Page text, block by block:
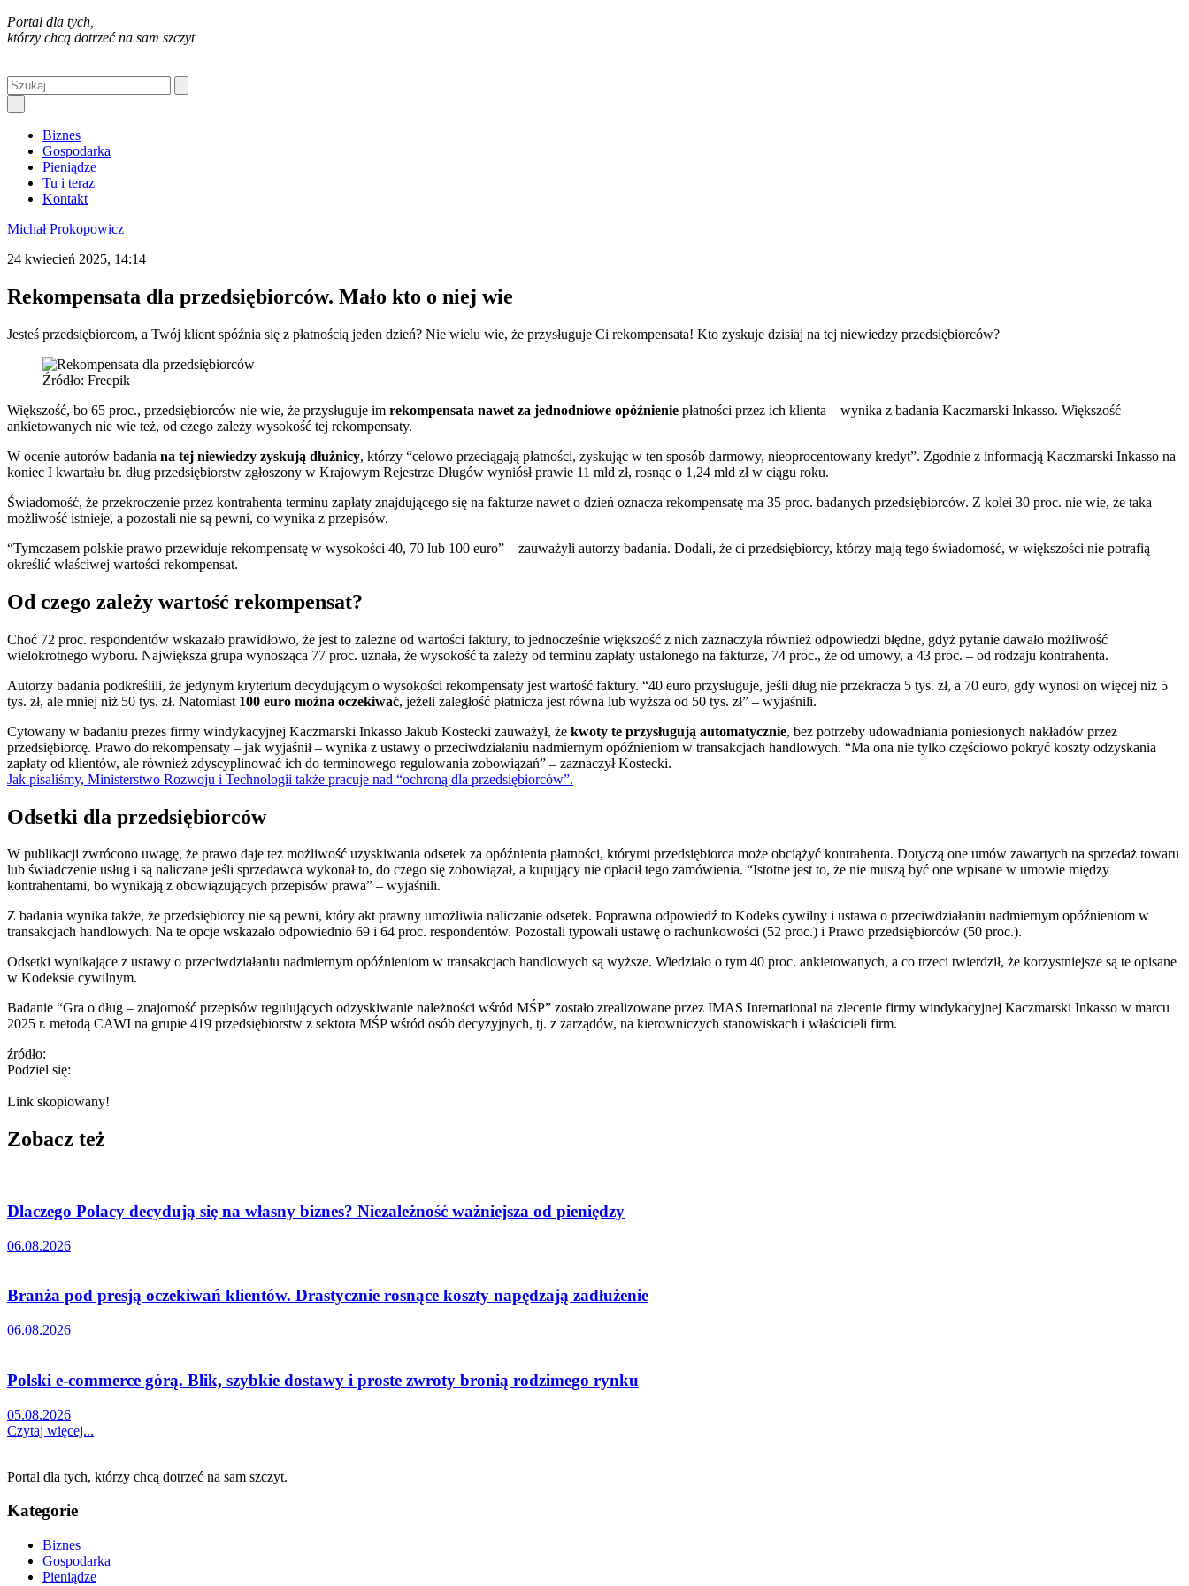
Portal dla tych,
którzy chcą dotrzeć na sam szczyt
Biznes
Gospodarka
Pieniądze
Tu i teraz
Kontakt
Michał Prokopowicz
24 kwiecień 2025, 14:14
Rekompensata dla przedsiębiorców. Mało kto o niej wie
Jesteś przedsiębiorcom, a Twój klient spóźnia się z płatnością jeden dzień? Nie wielu wie, że przysługuje Ci rekompensata! Kto zyskuje dzisiaj na tej niewiedzy przedsiębiorców?
Źródło: Freepik
Większość, bo 65 proc., przedsiębiorców nie wie, że przysługuje im rekompensata nawet za jednodniowe opóźnienie płatności przez ich klienta – wynika z badania Kaczmarski Inkasso. Większość
ankietowanych nie wie też, od czego zależy wysokość tej rekompensaty.
W ocenie autorów badania na tej niewiedzy zyskują dłużnicy, którzy “celowo przeciągają płatności, zyskując w ten sposób darmowy, nieoprocentowany kredyt”. Zgodnie z informacją Kaczmarski Inkasso na
koniec I kwartału br. dług przedsiębiorstw zgłoszony w Krajowym Rejestrze Długów wyniósł prawie 11 mld zł, rosnąc o 1,24 mld zł w ciągu roku.
Świadomość, że przekroczenie przez kontrahenta terminu zapłaty znajdującego się na fakturze nawet o dzień oznacza rekompensatę ma 35 proc. badanych przedsiębiorców. Z kolei 30 proc. nie wie, że taka
możliwość istnieje, a pozostali nie są pewni, co wynika z przepisów.
“Tymczasem polskie prawo przewiduje rekompensatę w wysokości 40, 70 lub 100 euro” – zauważyli autorzy badania. Dodali, że ci przedsiębiorcy, którzy mają tego świadomość, w większości nie potrafią
określić właściwej wartości rekompensat.
Od czego zależy wartość rekompensat?
Choć 72 proc. respondentów wskazało prawidłowo, że jest to zależne od wartości faktury, to jednocześnie większość z nich zaznaczyła również odpowiedzi błędne, gdyż pytanie dawało możliwość
wielokrotnego wyboru. Największa grupa wynosząca 77 proc. uznała, że wysokość ta zależy od terminu zapłaty ustalonego na fakturze, 74 proc., że od umowy, a 43 proc. – od rodzaju kontrahenta.
Autorzy badania podkreślili, że jedynym kryterium decydującym o wysokości rekompensaty jest wartość faktury. “40 euro przysługuje, jeśli dług nie przekracza 5 tys. zł, a 70 euro, gdy wynosi on więcej niż 5
tys. zł, ale mniej niż 50 tys. zł. Natomiast 100 euro można oczekiwać, jeżeli zaległość płatnicza jest równa lub wyższa od 50 tys. zł” – wyjaśnili.
Cytowany w badaniu prezes firmy windykacyjnej Kaczmarski Inkasso Jakub Kostecki zauważył, że kwoty te przysługują automatycznie, bez potrzeby udowadniania poniesionych nakładów przez
przedsiębiorcę. Prawo do rekompensaty – jak wyjaśnił – wynika z ustawy o przeciwdziałaniu nadmiernym opóźnieniom w transakcjach handlowych. “Ma ona nie tylko częściowo pokryć koszty odzyskania
zapłaty od klientów, ale również zdyscyplinować ich do terminowego regulowania zobowiązań” – zaznaczył Kostecki.
Jak pisaliśmy, Ministerstwo Rozwoju i Technologii także pracuje nad “ochroną dla przedsiębiorców”.
Odsetki dla przedsiębiorców
W publikacji zwrócono uwagę, że prawo daje też możliwość uzyskiwania odsetek za opóźnienia płatności, którymi przedsiębiorca może obciążyć kontrahenta. Dotyczą one umów zawartych na sprzedaż towaru
lub świadczenie usług i są naliczane jeśli sprzedawca wykonał to, do czego się zobowiązał, a kupujący nie opłacił tego zamówienia. “Istotne jest to, że nie muszą być one wpisane w umowie między
kontrahentami, bo wynikają z obowiązujących przepisów prawa” – wyjaśnili.
Z badania wynika także, że przedsiębiorcy nie są pewni, który akt prawny umożliwia naliczanie odsetek. Poprawna odpowiedź to Kodeks cywilny i ustawa o przeciwdziałaniu nadmiernym opóźnieniom w
transakcjach handlowych. Na te opcje wskazało odpowiednio 69 i 64 proc. respondentów. Pozostali typowali ustawę o rachunkowości (52 proc.) i Prawo przedsiębiorców (50 proc.).
Odsetki wynikające z ustawy o przeciwdziałaniu nadmiernym opóźnieniom w transakcjach handlowych są wyższe. Wiedziało o tym 40 proc. ankietowanych, a co trzeci twierdził, że korzystniejsze są te opisane
w Kodeksie cywilnym.
Badanie “Gra o dług – znajomość przepisów regulujących odzyskiwanie należności wśród MŚP” zostało zrealizowane przez IMAS International na zlecenie firmy windykacyjnej Kaczmarski Inkasso w marcu
2025 r. metodą CAWI na grupie 419 przedsiębiorstw z sektora MŚP wśród osób decyzyjnych, tj. z zarządów, na kierowniczych stanowiskach i właścicieli firm.
źródło:
Podziel się:
Link skopiowany!
Zobacz też
Dlaczego Polacy decydują się na własny biznes? Niezależność ważniejsza od pieniędzy
06.08.2026
Branża pod presją oczekiwań klientów. Drastycznie rosnące koszty napędzają zadłużenie
06.08.2026
Polski e-commerce górą. Blik, szybkie dostawy i proste zwroty bronią rodzimego rynku
05.08.2026
Czytaj więcej...
Portal dla tych, którzy chcą dotrzeć na sam szczyt.
Kategorie
Biznes
Gospodarka
Pieniądze